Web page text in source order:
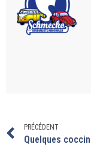
PRÉCÉDENT